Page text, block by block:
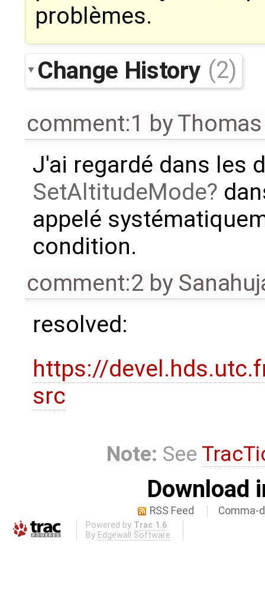
problèmes.
Change History (2)
comment:1 by
J'ai regardé dans les
SetAltitudeMode
appelé
condition.
comment:2 by
resolved:
https://
src
Note: See
Download
RSS Feed Comma-
Powered by Trac 1.6
By Edgewall Software .